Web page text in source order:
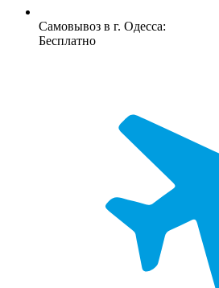
Самовывоз в г. Одесса:
Бесплатно